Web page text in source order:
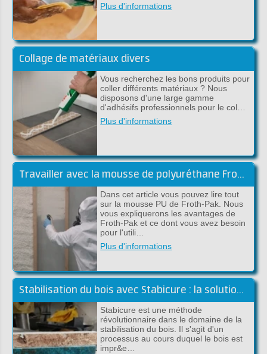
Plus d'informations
Collage de matériaux divers
Vous recherchez les bons produits pour
coller différents matériaux ? Nous
disposons d'une large gamme
d'adhésifs professionnels pour le col…
Plus d'informations
Travailler avec la mousse de polyuréthane Froth-Pak - Conseils et astuces
Dans cet article vous pouvez lire tout
sur la mousse PU de Froth-Pak. Nous
vous expliquerons les avantages de
Froth-Pak et ce dont vous avez besoin
pour l'utili…
Plus d'informations
Stabilisation du bois avec Stabicure : la solution pour un bois durable et solide
Stabicure est une méthode
révolutionnaire dans le domaine de la
stabilisation du bois. Il s'agit d'un
processus au cours duquel le bois est
impr&e…